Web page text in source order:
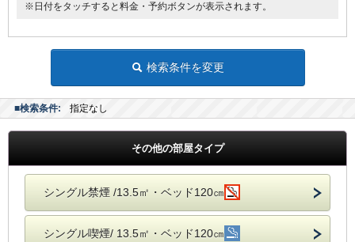
※日付をタッチすると料金・予約ボタンが表示されます。
検索条件を変更
■検索条件: 指定なし
その他の部屋タイプ
シングル禁煙 /13.5㎡・ベッド120㎝
シングル喫煙/ 13.5㎡・ベッド120㎝